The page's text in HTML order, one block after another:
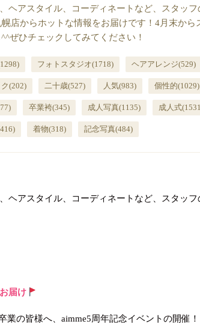
ヘアスタイル、コーディネートなど、スタッ
店からホットな情報をお届けです！4月末から
ぜひチェックしてみてください！
フォトスタジオ(1718) ヘアアレンジ(529)
(202) 二十歳(527) 人気(983) 個性的(1029)
卒業袴(345) 成人写真(1135) 成人式
着物(318) 記念写真(484)
ヘアスタイル、コーディネートなど、スタッ
届け
の皆様へ、aimme5周年記念イベントの開催！